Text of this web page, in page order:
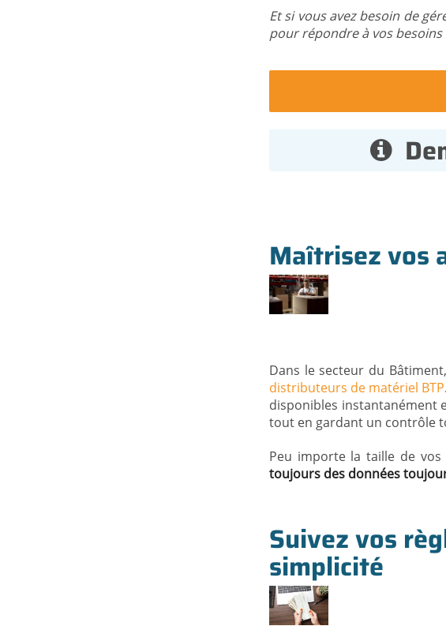
Et si vous avez besoin de
pour répondre à vos besoins
Maîtrisez vos
Dans le secteur du Bâtiment,
distributeurs de matériel BTP.
disponibles instantanément
tout en gardant un contrôle
Peu importe la taille de vos
toujours des données
Suivez vos
simplicité